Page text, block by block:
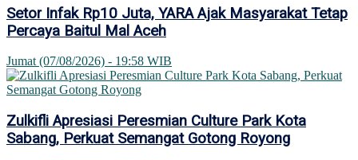
Setor Infak Rp10 Juta, YARA Ajak Masyarakat Tetap
Percaya Baitul Mal Aceh
Jumat (07/08/2026) - 19:58 WIB
Zulkifli Apresiasi Peresmian Culture Park Kota
Sabang, Perkuat Semangat Gotong Royong